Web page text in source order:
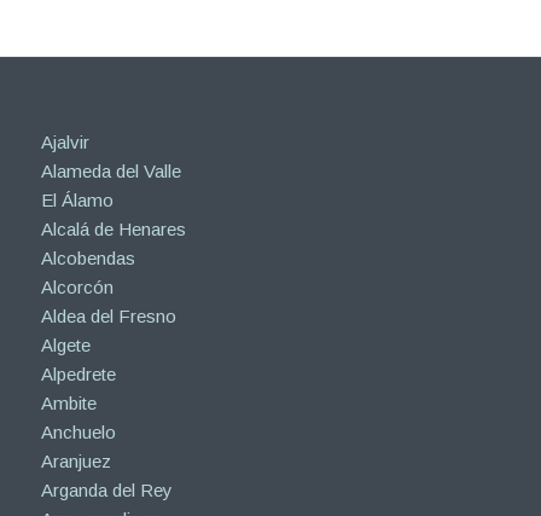
Ajalvir
Alameda del Valle
El Álamo
Alcalá de Henares
Alcobendas
Alcorcón
Aldea del Fresno
Algete
Alpedrete
Ambite
Anchuelo
Aranjuez
Arganda del Rey